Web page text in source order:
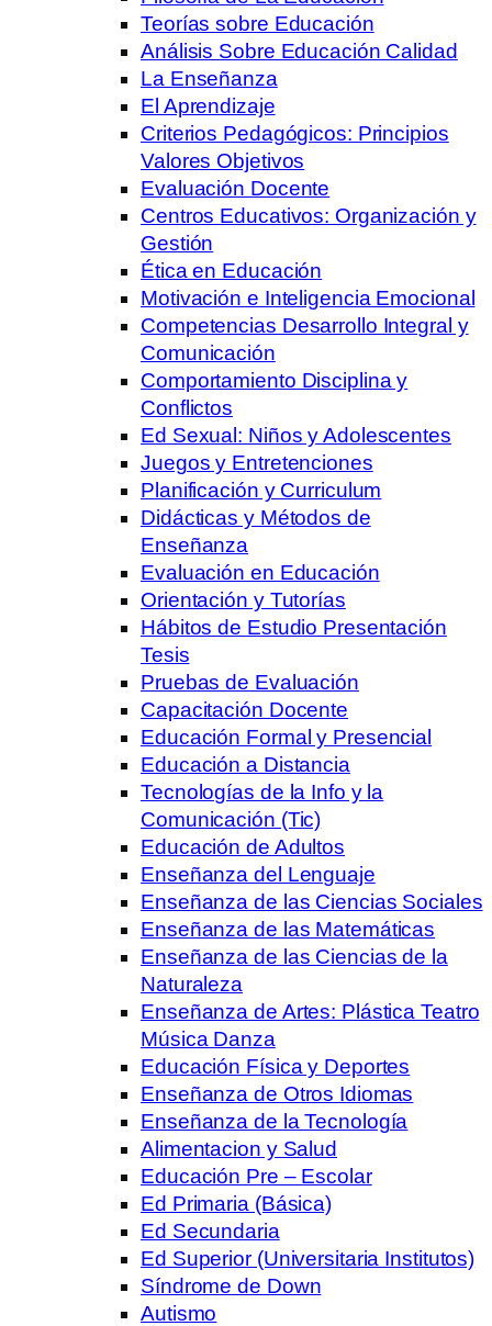
Teorías sobre Educación
Análisis Sobre Educación Calidad
La Enseñanza
El Aprendizaje
Criterios Pedagógicos: Principios
Valores Objetivos
Evaluación Docente
Centros Educativos: Organización y
Gestión
Ética en Educación
Motivación e Inteligencia Emocional
Competencias Desarrollo Integral y
Comunicación
Comportamiento Disciplina y
Conflictos
Ed Sexual: Niños y Adolescentes
Juegos y Entretenciones
Planificación y Curriculum
Didácticas y Métodos de
Enseñanza
Evaluación en Educación
Orientación y Tutorías
Hábitos de Estudio Presentación
Tesis
Pruebas de Evaluación
Capacitación Docente
Educación Formal y Presencial
Educación a Distancia
Tecnologías de la Info y la
Comunicación (Tic)
Educación de Adultos
Enseñanza del Lenguaje
Enseñanza de las Ciencias Sociales
Enseñanza de las Matemáticas
Enseñanza de las Ciencias de la
Naturaleza
Enseñanza de Artes: Plástica Teatro
Música Danza
Educación Física y Deportes
Enseñanza de Otros Idiomas
Enseñanza de la Tecnología
Alimentacion y Salud
Educación Pre – Escolar
Ed Primaria (Básica)
Ed Secundaria
Ed Superior (Universitaria Institutos)
Síndrome de Down
Autismo